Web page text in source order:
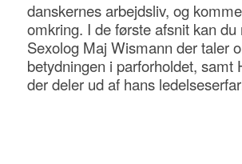
danskernes arbejdsliv, og
omkring. I de første afsnit kan du
Sexolog Maj Wismann der taler
betydningen i parforholdet, samt
der deler ud af hans